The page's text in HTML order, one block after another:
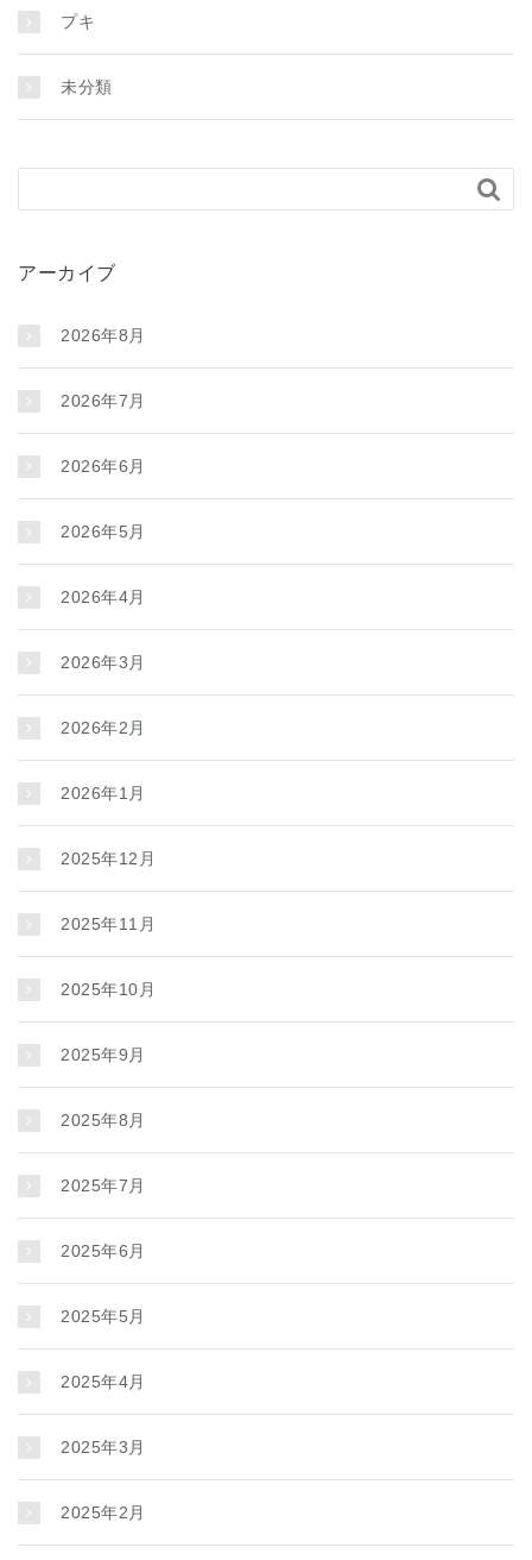
プキ
未分類

アーカイブ
2026年8月
2026年7月
2026年6月
2026年5月
2026年4月
2026年3月
2026年2月
2026年1月
2025年12月
2025年11月
2025年10月
2025年9月
2025年8月
2025年7月
2025年6月
2025年5月
2025年4月
2025年3月
2025年2月